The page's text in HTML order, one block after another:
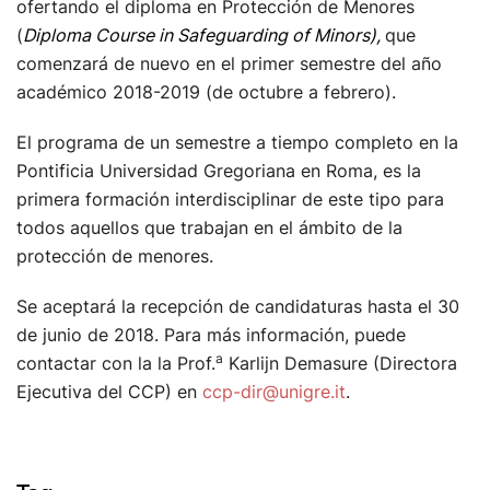
ofertando el diploma en Protección de Menores
(Diploma Course in Safeguarding of Minors), que
comenzará de nuevo en el primer semestre del año
académico 2018-2019 (de octubre a febrero).
El programa de un semestre a tiempo completo en la
Pontificia Universidad Gregoriana en Roma, es la
primera formación interdisciplinar de este tipo para
todos aquellos que trabajan en el ámbito de la
protección de menores.
Se aceptará la recepción de candidaturas hasta el 30
de junio de 2018. Para más información, puede
contactar con la la Prof.a Karlijn Demasure (Directora
Ejecutiva del CCP) en ccp-dir@unigre.it.